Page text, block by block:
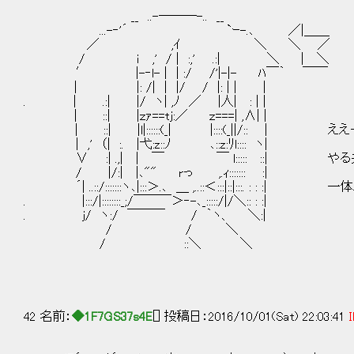
__ ..-───-.. __
...-‐'´ `ｰ-.､ ／|＿＿
／ ,ｲ ＼ ＼ ／
/ ｉ ,' / | :,' .:| ＼ | ＼
′ |-‐l- | | :/ /'|-|- ﾊ￣｀ ￣￣
| |: /| | |/ / |: | | |
. | .:| |/ ヽ| ,ﾉ ／ |人| : | |
| ::| |ｚｧ==tj:／ ｚ===| ,∧| |
| ::| |l|::::::(_| |::::(_||/:: | ええっ
| ,' （| :. |弋:z::ﾉ ､::z:ﾘl:::: ヽ|
∨ :| .,| | ￣ ￣ l::::: ::| やる夫
/ |/:| |､"" rっ ,.ｨ::::::: :|
´| ..::/:::::::ヽ､|:::＞.､ ＿ ,..::＜:::|::|:::. : : :| 一体、ど
. |:::/|::::::::_;/￣￣￣＞‐-､_:::::/|/＼:: : :|
. ｊ/ ヽ:/ ￣￣￣ / ｀ヽ、 ＼:|
/ / ＼
/ ::＼ ＼
42 名前： ◆1F7GS37s4E [] 投稿日：2016/10/01(Sat) 22:03:41